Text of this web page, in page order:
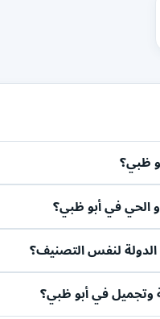
ظبي؟
الحي في أبو ظبي؟
لنفس التصنيف؟
في أبو ظبي؟